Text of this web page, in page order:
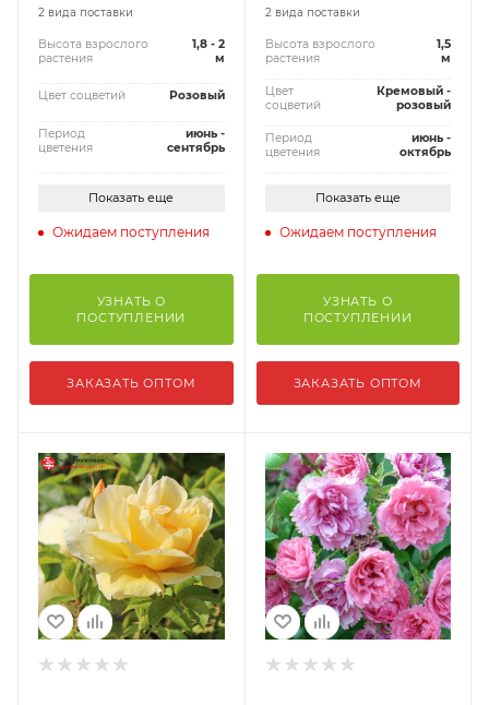
2 вида поставки
Высота взрослого
растения
1,8 - 2
м
Цвет соцветий Розовый
Период
цветения
июнь -
сентябрь
Показать еще
Ожидаем поступления
УЗНАТЬ О
ПОСТУПЛЕНИИ
ЗАКАЗАТЬ ОПТОМ
2 вида поставки
Высота взрослого
растения
1,5
м
Цвет
соцветий
Кремовый -
розовый
Период
цветения
июнь -
октябрь
Показать еще
Ожидаем поступления
УЗНАТЬ О
ПОСТУПЛЕНИИ
ЗАКАЗАТЬ ОПТОМ